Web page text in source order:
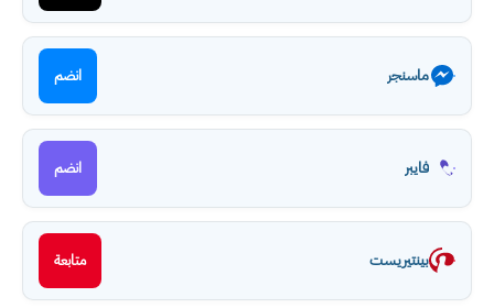
ماسنجر انضم
فايبر انضم
بينتيريست متابعة